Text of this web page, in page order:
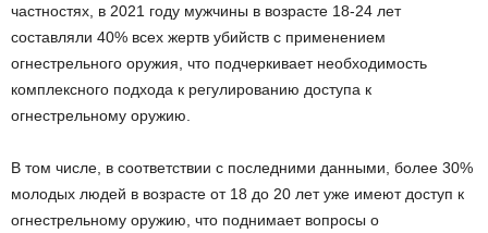
частностях, в 2021 году мужчины в возрасте 18-24 лет
составляли 40% всех жертв убийств с применением
огнестрельного оружия, что подчеркивает необходимость
комплексного подхода к регулированию доступа к
огнестрельному оружию.
В том числе, в соответствии с последними данными, более 30%
молодых людей в возрасте от 18 до 20 лет уже имеют доступ к
огнестрельному оружию, что поднимает вопросы о